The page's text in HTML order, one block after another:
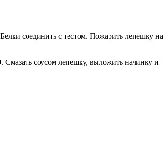
соединить с тестом. Пожарить лепешку на
Смазать соусом лепешку, выложить начинку и